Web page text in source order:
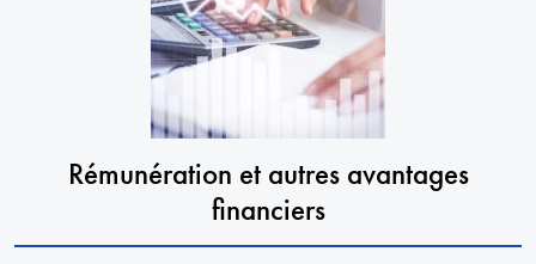
Rémunération et autres avantages
financiers